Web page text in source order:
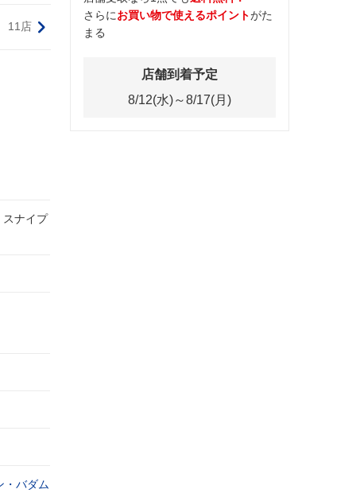
11店
スナイプ
・バダム
さらにお買い物で使えるポイントがた
まる
店舗到着予定
8/12(水)～8/17(月)